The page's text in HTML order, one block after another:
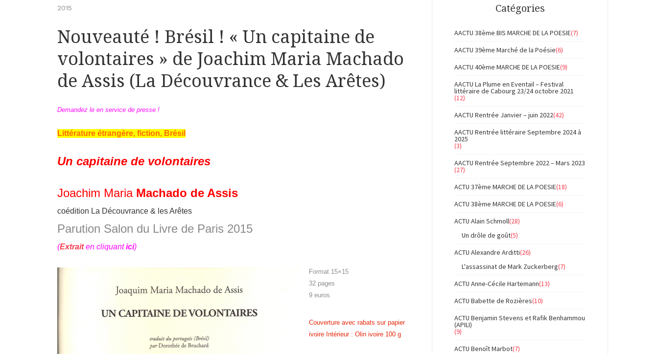
2015
Nouveauté ! Brésil ! « Un capitaine de
volontaires » de Joachim Maria Machado
de Assis (La Découvrance & Les Arêtes)
Demandez le en service de presse !
Littérature étrangère, fiction, Brésil
Un capitaine de volontaires
Joachim Maria Machado de Assis
coédition La Découvrance & les Arêtes
Parution Salon du Livre de Paris 2015
(Extraiten cliquantici)
Format 15×15
32 pages
9 euros
Couverture avec rabats sur papier
ivoire Intérieur : Olin ivoire 100 g
Catégories
AACTU 38ème BIS MARCHE DE LA POESIE(7)
AACTU 39ème Marché de la Poésie(6)
AACTU 40ème MARCHE DE LA POESIE(9)
AACTU La Plume en Eventail – Festival
littéraire de Cabourg 23/24 octobre 2021
(12)
AACTU Rentrée Janvier – juin 2022(42)
AACTU Rentrée littéraire Septembre 2024 à
2025
(3)
AACTU Rentrée Septembre 2022 – Mars 2023
(27)
ACTU 37ème MARCHE DE LA POESIE(18)
ACTU 38ème MARCHE DE LA POESIE(6)
ACTU Alain Schmoll(28)
Un drôle de goût(5)
ACTU Alexandre Arditti(26)
L'assassinat de Mark Zuckerberg(7)
ACTU Anne-Cécile Hartemann(13)
ACTU Babette de Rozières(10)
ACTU Benjamin Stevens et Rafik Benhammou
(APILI)
(9)
ACTU Benoît Marbot(7)